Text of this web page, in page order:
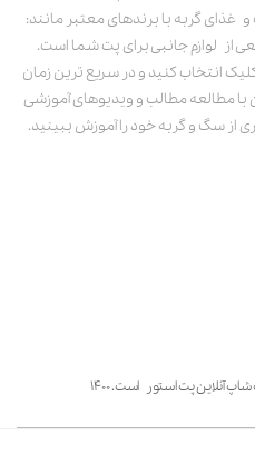
گربه با برندهای معتبر مانند:
از لوازم جانبی برای پت شما است.
انتخاب کنید و در سریع ترین زمان
مطالعه مطالب و ویدیوهای آموزشی
از سگ و گربه خود را آموزش ببینید.
آنلاین پت استور است. ۱۴۰۰